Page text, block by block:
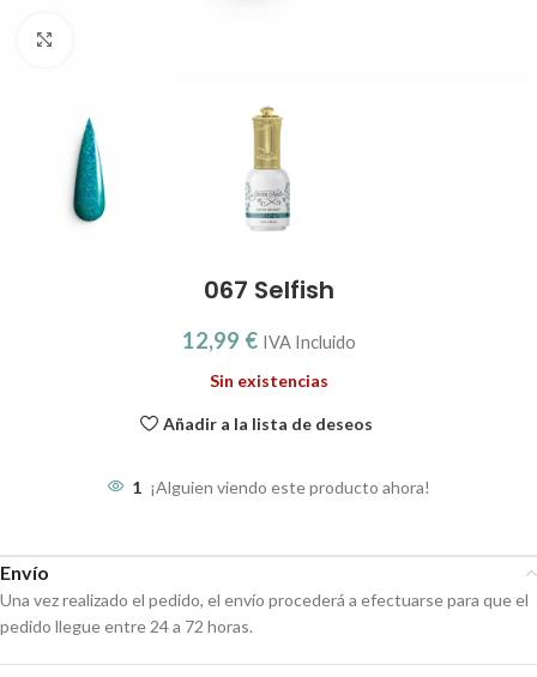
067 Selfish
12,99 € IVA Incluido
Sin existencias
Añadir a la lista de deseos
1 ¡Alguien viendo este producto ahora!
Envío
Una vez realizado el pedido, el envío procederá a efectuarse para que el
pedido llegue entre 24 a 72 horas.